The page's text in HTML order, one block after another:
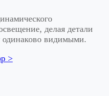
делая детали
одинаково видимыми.
>